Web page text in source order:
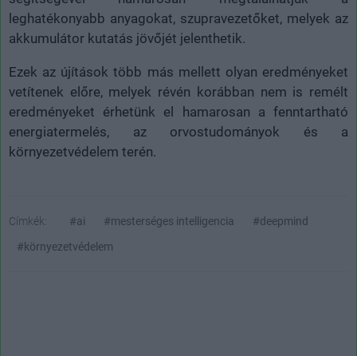
leghatékonyabb anyagokat, szupravezetőket, melyek az
akkumulátor kutatás jövőjét jelenthetik.
Ezek az újítások több más mellett olyan eredményeket
vetítenek előre, melyek révén korábban nem is remélt
eredményeket érhetünk el hamarosan a fenntartható
energiatermelés, az orvostudományok és a
környezetvédelem terén.
Címkék: #ai #mesterséges intelligencia
#deepmind
#környezetvédelem